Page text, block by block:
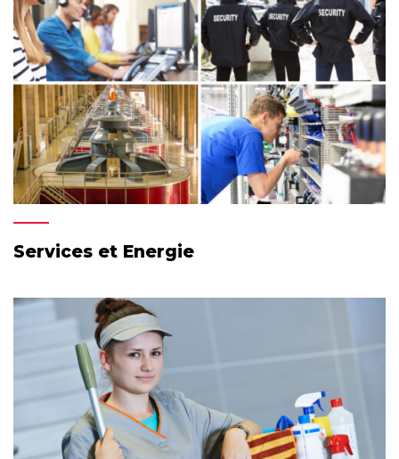
Services et Energie